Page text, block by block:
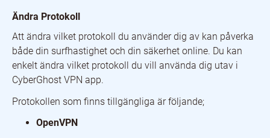
Ändra Protokoll
Att ändra vilket protokoll du använder dig av kan påverka
både din surfhastighet och din säkerhet online. Du kan
enkelt ändra vilket protokoll du vill använda dig utav i
CyberGhost VPN app.
Protokollen som finns tillgängliga är följande;
OpenVPN